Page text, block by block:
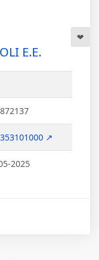
Ε.Ε.
↗
2025